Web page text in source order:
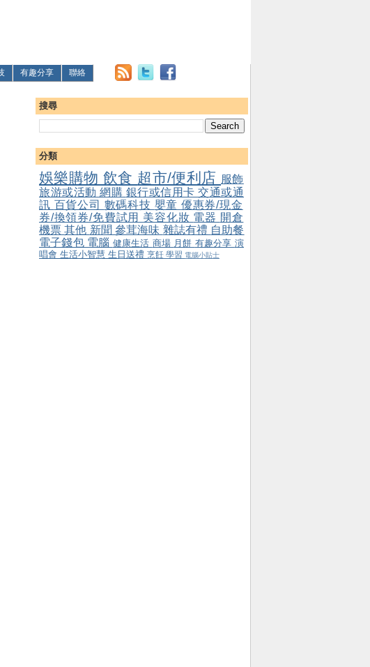
有趣分享 聯絡
搜尋
分類
娛樂購物 飲食 超市/便利店 服飾
旅游或活動 網購 銀行或信用卡 交通或通
訊 百貨公司 數碼科技 嬰童 優惠券/現金
券/換領券/免費試用 美容化妝 電器 開倉
機票其他 新聞參茸海味 雜誌有禮 自助餐
電子錢包 電腦 健康生活 商場 月餅 有趣分享 演
唱會 生活小智慧 生日送禮 烹飪 學習 電腦小貼士